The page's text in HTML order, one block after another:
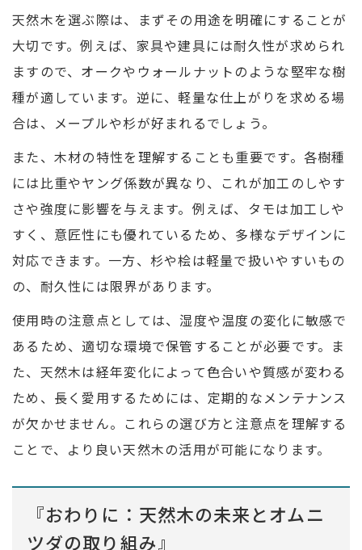
天然木を選ぶ際は、まずその用途を明確にすることが
大切です。例えば、家具や建具には耐久性が求められ
ますので、オークやウォールナットのような堅牢な樹
種が適しています。逆に、軽量な仕上がりを求める場
合は、メープルや杉が好まれるでしょう。
また、木材の特性を理解することも重要です。各樹種
には比重やヤング係数が異なり、これが加工のしやす
さや強度に影響を与えます。例えば、タモは加工しや
すく、意匠性にも優れているため、多様なデザインに
対応できます。一方、杉や桧は軽量で扱いやすいもの
の、耐久性には限界があります。
使用時の注意点としては、湿度や温度の変化に敏感で
あるため、適切な環境で保管することが必要です。ま
た、天然木は経年変化によって色合いや質感が変わる
ため、長く愛用するためには、定期的なメンテナンス
が欠かせません。これらの選び方と注意点を理解する
ことで、より良い天然木の活用が可能になります。
『おわりに：天然木の未来とオムニ
ツダの取り組み』